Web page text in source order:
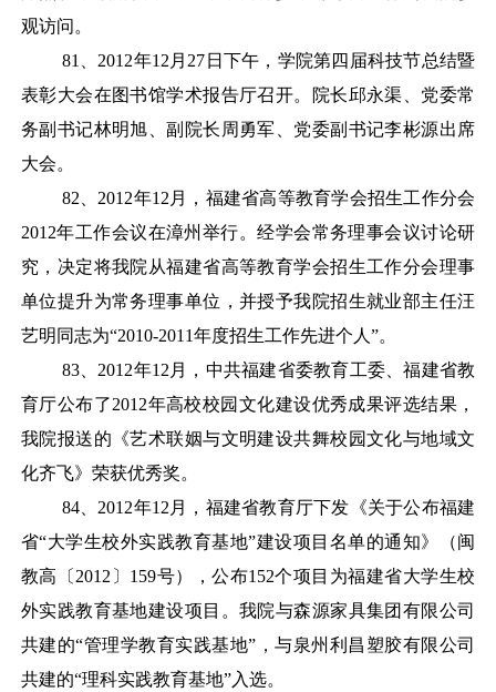
观访问。
81
2012年12月27日下午，学院第四届科技节总结暨
表彰大会在图书馆学术报告厅召开。院长邱永渠、党委常
务副书记林明旭、副院长周勇军、党委副书记李彬源出席
大会。
82
2012年12月，福建省高等教育学会招生工作分会
2012年工作会议在漳州举行。经学会常务理事会议讨论研
究，决定将我院从福建省高等教育学会招生工作分会理事
单位提升为常务理事单位，并授予我院招生就业部主任汪
艺明同志为“2010-2011年度招生工作先进个人”。
83、 2012年12月，中共福建省委教育工委、福建省教
育厅公布了2012年高校校园文化建设优秀成果评选结果，
我院报送的《艺术联姻与文明建设共舞校园文化与地域文
化齐飞》荣获优秀奖。
84、 2012年12月，福建省教育厅下发《关于公布福建
省“大学生校外实践教育基地”建设项目名单的通知》（闽
教高〔2012〕159号），公布152个项目为福建省大学生校
外实践教育基地建设项目。我院与森源家具集团有限公司
共建的“管理学教育实践基地”，与泉州利昌塑胶有限公司
共建的“理科实践教育基地”入选。